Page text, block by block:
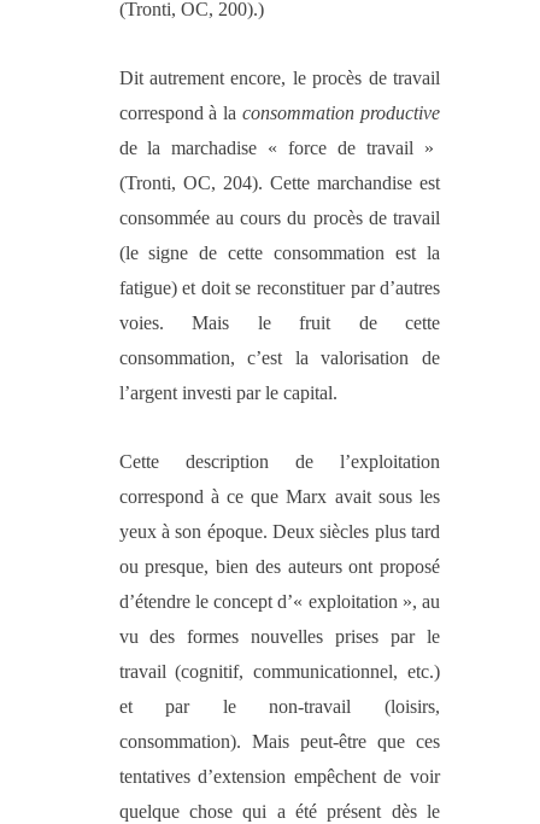
(Tronti, OC, 200).)
Dit autrement encore, le procès de travail
correspond à laconsommation productive
de lamarchadise « force de travail »
(Tronti, OC, 204). Cettemarchandise est
consommée au cours du procès de travail
(le signe de cette consommation est la
fatigue) et doit se reconstituer par d’autres
voies. Mais le fruit de cette
consommation, c’est la valorisation de
l’argent investi par le capital.
Cette description de l’exploitation
correspond à ce que Marx avait sous les
yeux à son époque. Deux siècles plus tard
ou presque, bien des auteurs ont proposé
d’étendre le concept d’« exploitation », au
vu des formes nouvelles prises par le
travail (cognitif, communicationnel, etc.)
et par le non-travail (loisirs,
consommation). Mais peut-être que ces
tentatives d’extension empêchent de voir
quelque chose qui a été présent dès le